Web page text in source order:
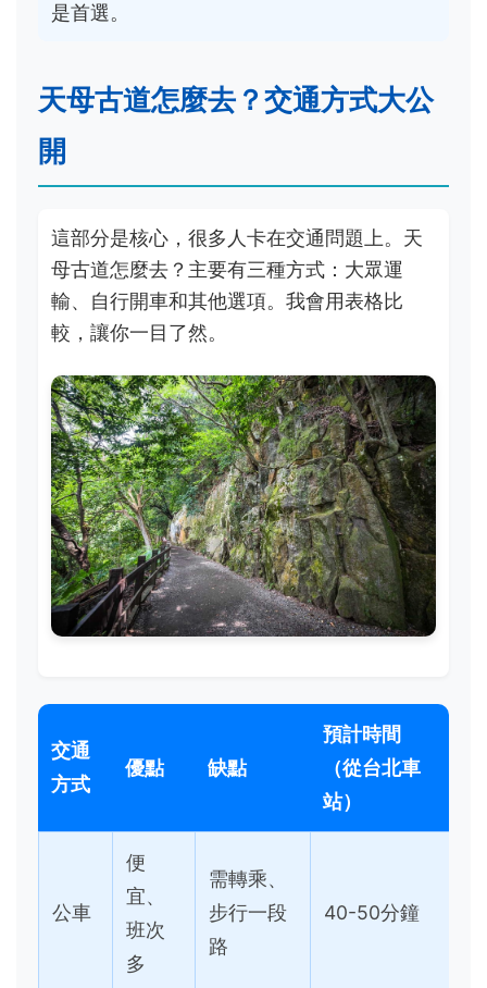
是首選。
天母古道怎麼去？交通方式大公
開
這部分是核心，很多人卡在交通問題上。天
母古道怎麼去？主要有三種方式：大眾運
輸、自行開車和其他選項。我會用表格比
較，讓你一目了然。
交通
方式
優點 缺點
預計時間
（從台北車
站）
公車
便
宜、
班次
多
需轉乘、
步行一段
路
40-50分鐘